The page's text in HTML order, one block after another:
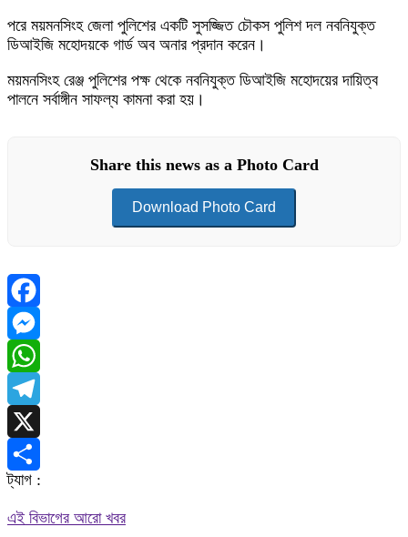
পরে ময়মনসিংহ জেলা পুলিশের একটি সুসজ্জিত চৌকস পুলিশ দল নবনিযুক্ত
ডিআইজি মহোদয়কে গার্ড অব অনার প্রদান করেন।
ময়মনসিংহ রেঞ্জ পুলিশের পক্ষ থেকে নবনিযুক্ত ডিআইজি মহোদয়ের দায়িত্ব
পালনে সর্বাঙ্গীন সাফল্য কামনা করা হয়।
Share this news as a Photo Card
Download Photo Card
Facebook
Messenger
WhatsApp
Telegram
X
Share
ট্যাগ :
এই বিভাগের আরো খবর